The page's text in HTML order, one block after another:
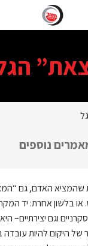
נוספים
האדם, גם
בלשון אחרת: יד
וגם יצירתיים–
של היקום להיות